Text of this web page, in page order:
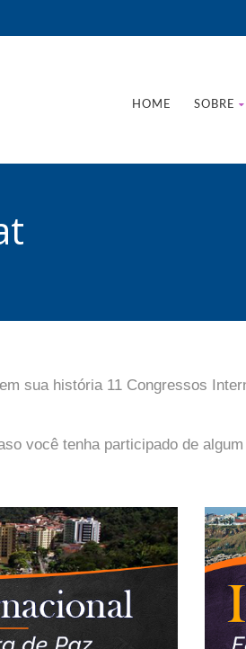
HOME SOBRE
sua história 11 Congressos
você tenha participado de